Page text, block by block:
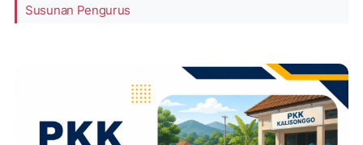
Susunan Pengurus